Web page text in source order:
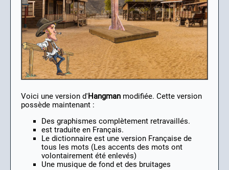
Voici une version d' Hangman modifiée. Cette version
possède maintenant :
Des graphismes complètement retravaillés.
est traduite en Français.
Le dictionnaire est une version Française de
tous les mots (Les accents des mots ont
volontairement été enlevés)
Une musique de fond et des bruitages